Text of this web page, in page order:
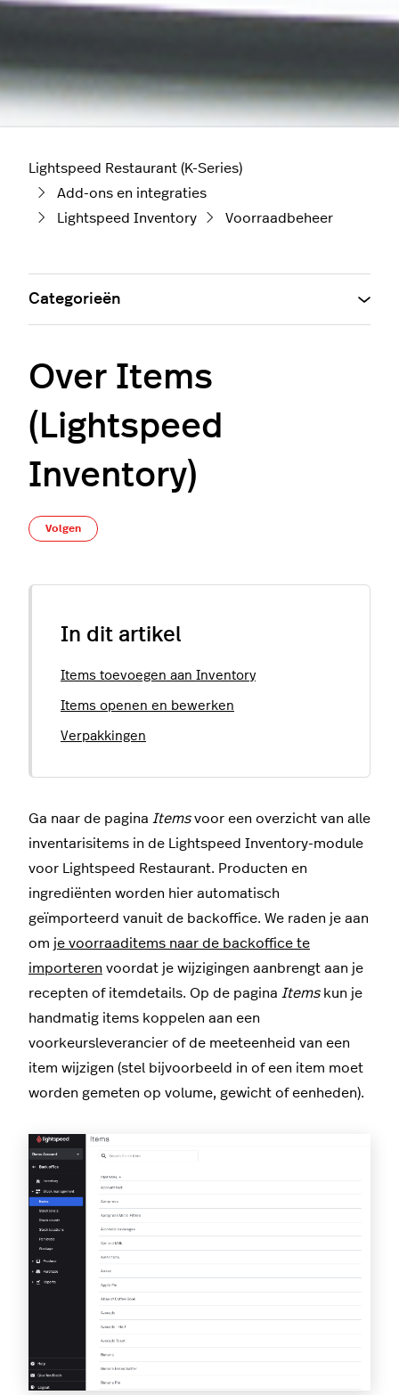
Lightspeed Restaurant (K-Series)
Add-ons en integraties
Lightspeed Inventory
Voorraadbeheer
Over Items
(Lightspeed
Inventory)
Volgen
In dit artikel
Items toevoegen aan Inventory
Items openen en bewerken
Verpakkingen
Ga naar de pagina Itemsvoor een overzicht van alle
inventarisitems in de Lightspeed Inventory-module
voor Lightspeed Restaurant. Producten en
ingrediënten worden hier automatisch
geïmporteerd vanuit de backoffice. We raden je aan
om je voorraaditems naar de backoffice te
importeren voordat je wijzigingen aanbrengt aan je
recepten of itemdetails. Op de pagina Itemskun je
handmatig items koppelen aan een
voorkeursleverancier of de meeteenheid van een
item wijzigen (stel bijvoorbeeld in of een item moet
worden gemeten op volume, gewicht of eenheden).
Categorieën